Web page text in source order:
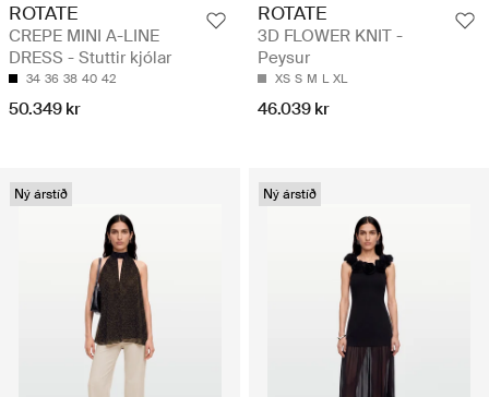
ROTATE
CREPE MINI A-LINE
DRESS - Stuttir kjólar
34 36 38 40 42
50.349 kr
ROTATE
3D FLOWER KNIT -
Peysur
XS S M L XL
46.039 kr
Ný árstíð Ný árstíð